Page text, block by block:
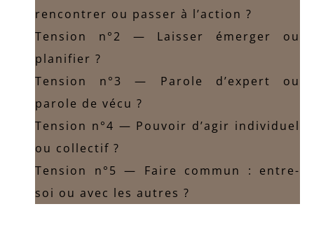
rencontrer ou passer à l’action ?
Tension n°2 — Laisser émerger ou
planifier ?
Tension n°3 — Parole d’expert ou
parole de vécu ?
Tension n°4 — Pouvoir d’agir individuel
ou collectif ?
Tension n°5 — Faire commun : entre-
soi ou avec les autres ?